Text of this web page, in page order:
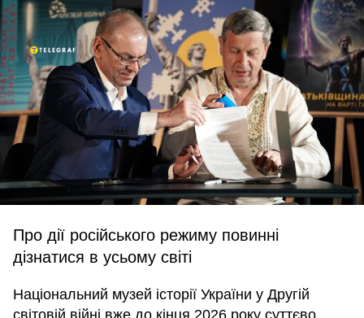
Про дії російського режиму повинні
дізнатися в усьому світі
Національний музей історії України у Другій
світовій війні вже до кінця 2026 року суттєво